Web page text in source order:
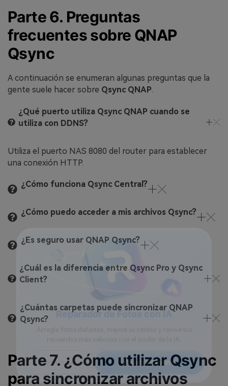
Arregla fotos dañadas, mejora su nitidez y revive tus
recuerdos más valiosos con el poder de la IA.
Parte 6. Preguntas
frecuentes sobre QNAP
Qsync
A continuación se enumeran algunas preguntas que la
gente suele hacer sobre Qsync QNAP.
¿Qué puerto utiliza Qsync QNAP cuando se
utiliza con DDNS?
Utiliza el puerto NAS 8080 del router para establecer
una conexión HTTP.
¿Cómo funciona Qsync Central?
¿Cómo puedo acceder a mis archivos Qsync?
¿Es seguro usar QNAP Qsync?
¿Cuál es la diferencia entre Qsync Pro y Qsync
Client?
¿Cuántas carpetas puede sincronizar QNAP
Qsync?
Parte 7. ¿Cómo utilizar Qsync
para sincronizar archivos